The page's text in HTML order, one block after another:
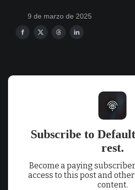
9 de marzo de 2025
Subscribe to
rest.
Become a paying
access to this post and
content.